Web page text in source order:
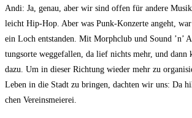
Andi: Ja, genau, aber wir sind offen für ande­re
leicht Hip-Hop. Aber was Punk-Kon­zer­te angeht,
ein Loch ent­stan­den. Mit Mor­ph­club und Sound ’n’
tungs­or­te weg­ge­fal­len, da lief nichts mehr, und dann
dazu. Um in die­ser Rich­tung wie­der mehr zu
Leben in die Stadt zu brin­gen, dach­ten wir uns: Da
chen Vereinsmeierei.